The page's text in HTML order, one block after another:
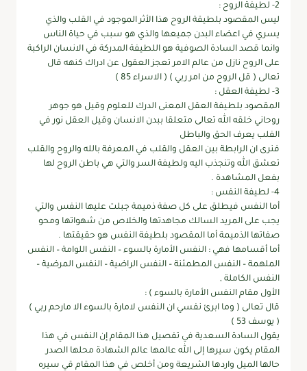
2- لطيفة الروح :
ليس المقصود بلطيقة الروح هذا الأثر الموجود في القلب والذي
يسري في اعضاء البدن جميعها والذي هو سبب في حياة الناس
وانما قصد السادة الصوفية هو اللطيفة المدركة في الانسان الراكبة
على الروح نازل من عالم الامر تعجز العقول عن ادراك كنهه قال
تعالى ( قل الروح من امر ربي ) ( الاسراء 85 )
3- لطيفة العقل :
المقصود بلطيفة العقل المعنى الدرك للعلوم وقيل هو جوهر
روحاني خلقه الله تعالى متعلقا ببدن الانسان وقيل العقل نور في
الفلب يعرف الحق والباطل
فنرى ان الرابطة بين العقل والقلب في المعرفة بالله والروح والقلب
تعشق الله وتنجذب اليه ولطيفة السر والتي هي باطن الروح لها
بفعل المشاهدة .
4- لطيفة النفس :
أما النفس فيطلق على كل صفة ذميمة جبلت عليها النفس والتي
يجب على المريد السالك مجاهدتها والخلاص من شهواتها ومحو
صفاتها الذميمة أما المقصود بلطيفة النفس هو حقيقتها .
أما أقسامها فهي : النفس الأمارة بالسوء – النفس اللوامة – النفس
الملهمة – النفس المطمئنة – النفس الراضية – النفس المرضية –
النفس الكاملة ,
الأول مقام النفس الأمارة بالسوء ) :
قال تعالى ( وما ابرئ نفسي ان النفس لامارة بالسوء الا مارحم ربي )
( يوسف 53 )
يقول السادة السعدية في تفصيل هذا المقام إن النفس في هذا
المقام يكون سيرها إلى الله عالمها عالم الشهادة محلها الصدر
حالها الميل واردها الشريعة ومن أخلص في هذا المقام قي سيره